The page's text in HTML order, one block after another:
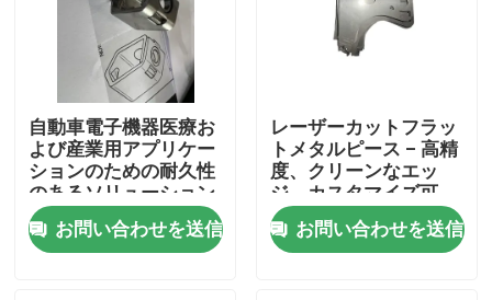
家
自動車電子機器医療お
よび産業用アプリケー
ションのための耐久性
のあるソリューション
を提供するカスタム形
精密金属スタンプ部品
お問い合わせを送信
レーザーカットフラッ
トメタルピース – 高精
度、クリーンなエッ
ジ、カスタマイズ可
能、耐久性
お問い合わせを送信